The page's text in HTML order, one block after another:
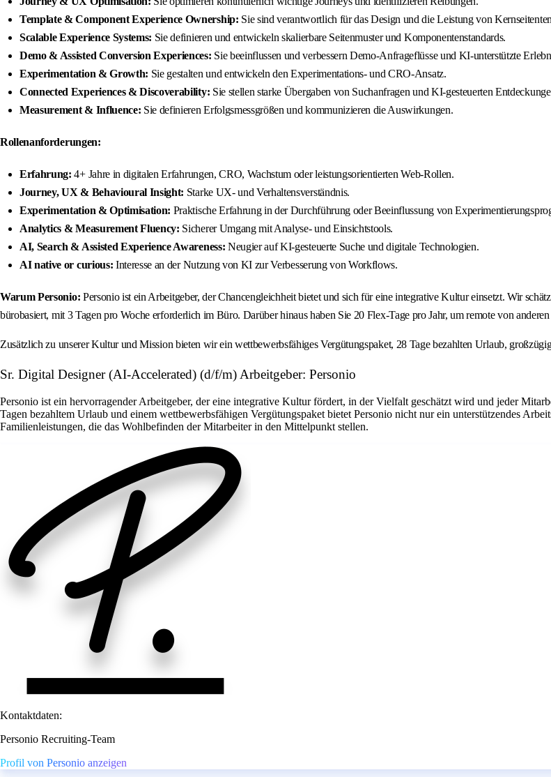
Template & Component Experience Ownership: Sie sind verantwortlich für das Design und die Leistung von
Scalable Experience Systems: Sie definieren und entwickeln skalierbare Seitenmuster und Komponentenstandards.
Demo & Assisted Conversion Experiences: Sie beeinflussen und verbessern Demo-Anfrageflüsse und KI-unterstützte
Experimentation & Growth: Sie gestalten und entwickeln den Experimentations- und CRO-Ansatz.
Connected Experiences & Discoverability: Sie stellen starke Übergaben von Suchanfragen und KI-gesteuerten
Measurement & Influence: Sie definieren Erfolgsmessgrößen und kommunizieren die Auswirkungen.
Rollenanforderungen:
Erfahrung: 4+ Jahre in digitalen Erfahrungen, CRO, Wachstum oder leistungsorientierten Web-Rollen.
Journey, UX & Behavioural Insight: Starke UX- und Verhaltensverständnis.
Experimentation & Optimisation: Praktische Erfahrung in der Durchführung oder Beeinflussung von
Analytics & Measurement Fluency: Sicherer Umgang mit Analyse- und Einsichtstools.
AI, Search & Assisted Experience Awareness: Neugier auf KI-gesteuerte Suche und digitale Technologien.
AI native or curious: Interesse an der Nutzung von KI zur Verbesserung von Workflows.
Warum Personio: Personio ist ein Arbeitgeber, der Chancengleichheit bietet und sich für eine integrative Kultur einsetzt. Wir
bürobasiert, mit 3 Tagen pro Woche erforderlich im Büro. Darüber hinaus haben Sie 20 Flex-Tage pro Jahr, um remote von
Zusätzlich zu unserer Kultur und Mission bieten wir ein wettbewerbsfähiges Vergütungspaket, 28 Tage bezahlten Urlaub,
Sr. Digital Designer (AI-Accelerated) (d/f/m) Arbeitgeber: Personio
Personio ist ein hervorragender Arbeitgeber, der eine integrative Kultur fördert, in der Vielfalt geschätzt wird und jeder
Tagen bezahltem Urlaub und einem wettbewerbsfähigen Vergütungspaket bietet Personio nicht nur ein unterstützendes
Familienleistungen, die das Wohlbefinden der Mitarbeiter in den Mittelpunkt stellen.
Kontaktdaten:
Personio Recruiting-Team
Profil von Personio anzeigen